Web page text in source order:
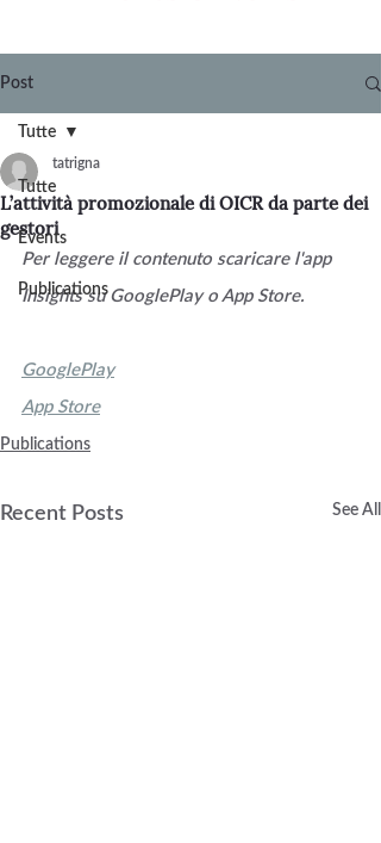
Post
Tutte
Events
Publications
Tutte
L’attività promozionale di OICR da parte dei
gestori
tatrigna
Per leggere il contenuto scaricare l'app
Insights su GooglePlay o App Store.
GooglePlay
App Store
Publications
Recent Posts See All